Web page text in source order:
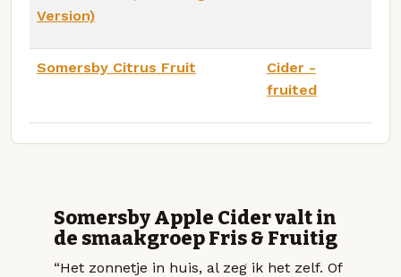
Version)
Somersby Citrus Fruit
Cider -
fruited
Somersby Apple Cider valt in
de smaakgroep Fris & Fruitig
“Het zonnetje in huis, al zeg ik het zelf. Of